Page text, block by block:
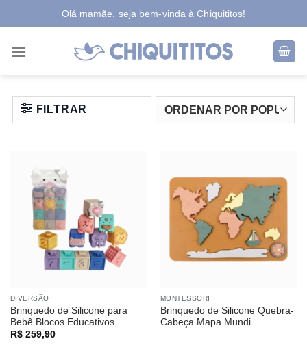
to
Olá mamãe, seja bem-vinda à Chiquititos!
FILTRAR
DIVERSÃO
Brinquedo de Silicone para
Bebê Blocos Educativos
R$259,90
MONTESSORI
Brinquedo de Silicone Quebra-
Cabeça Mapa Mundi